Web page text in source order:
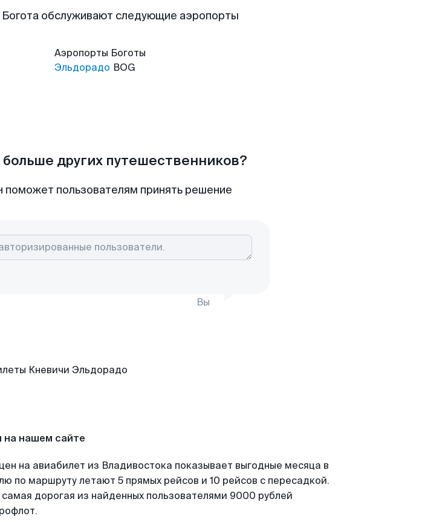
обслуживают следующие аэропорты
Аэропорты Боготы
Эльдорадо BOG
других путешественников?
пользователям принять решение
Вы
на нашем сайте
на авиабилет из Владивостока показывает выгодные месяца в
по маршруту летают 5 прямых рейсов и 10 рейсов с пересадкой.
дорогая из найденных пользователями 9000 рублей